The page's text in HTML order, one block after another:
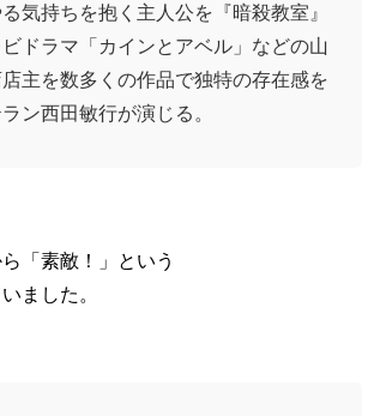
気持ちを抱く主人公を『暗殺教室』
ドラマ「カインとアベル」などの山
主を数多くの作品で独特の存在感を
ン西田敏行が演じる。
「素敵！」という
ました。